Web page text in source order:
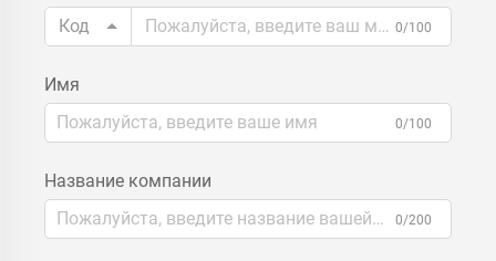
Код
0/100
Имя
0/100
Название компании
0/200